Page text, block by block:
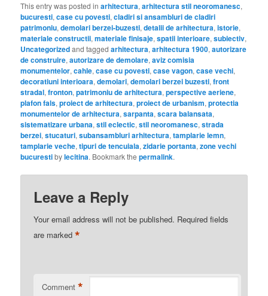
This entry was posted inarhitectura,arhitectura stil neoromanesc,
bucuresti,case cu povesti,cladiri si ansambluri de cladiri
patrimoniu,demolari berzei-buzesti,detalii de arhitectura,istorie,
materiale constructii,materiale finisaje,spatii interioare,subiectiv,
Uncategorizedand taggedarhitectura,arhitectura 1900,autorizare
de construire,autorizare de demolare,aviz comisia
monumentelor,cahle,case cu povesti,case vagon,case vechi,
decoratiuni interioara,demolari,demolari berzei buzesti,front
stradal,fronton,patrimoniu de arhitectura,perspective aeriene,
plafon fals,proiect de arhitectura,proiect de urbanism,protectia
monumentelor de arhitectura,sarpanta,scara balansata,
sistematizare urbana,stil eclectic,stil neoromanesc,strada
berzei,stucaturi,subansambluri arhitectura,tamplarie lemn,
tamplarie veche,tipuri de tencuiala,zidarie portanta,zone vechi
bucurestibylecitina. Bookmark thepermalink.
Leave a Reply
Your email address will not be published. Required fields
are marked*
Comment *